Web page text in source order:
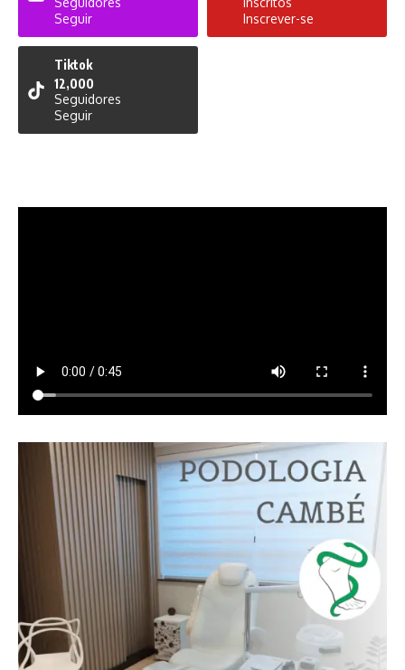
Seguir
Inscrever-se
Tiktok
12,000
Seguidores
Seguir